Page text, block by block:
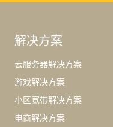
解决方案
云服务器解决方案
游戏解决方案
小区宽带解决方案
电商解决方案